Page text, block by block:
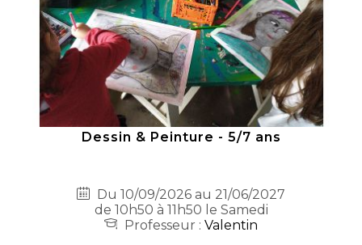
Dessin & Peinture - 5/7 ans
Du 10/09/2026 au 21/06/2027
de 10h50 à 11h50 le Samedi
Professeur : Valentin